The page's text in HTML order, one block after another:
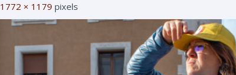
1772 × 1179 pixels